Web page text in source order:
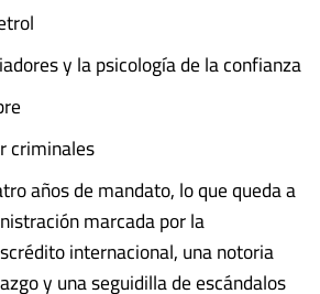
y la psicología de la confianza
criminales
años de mandato, lo que queda a
marcada por la
internacional, una notoria
y una seguidilla de escándalos